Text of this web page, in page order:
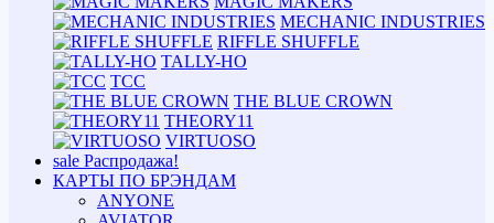
MECHANIC INDUSTRIES
RIFFLE SHUFFLE
TALLY-HO
TCC
THE BLUE CROWN
THEORY11
VIRTUOSO
sale Распродажа!
КАРТЫ ПО БРЭНДАМ
ANYONE